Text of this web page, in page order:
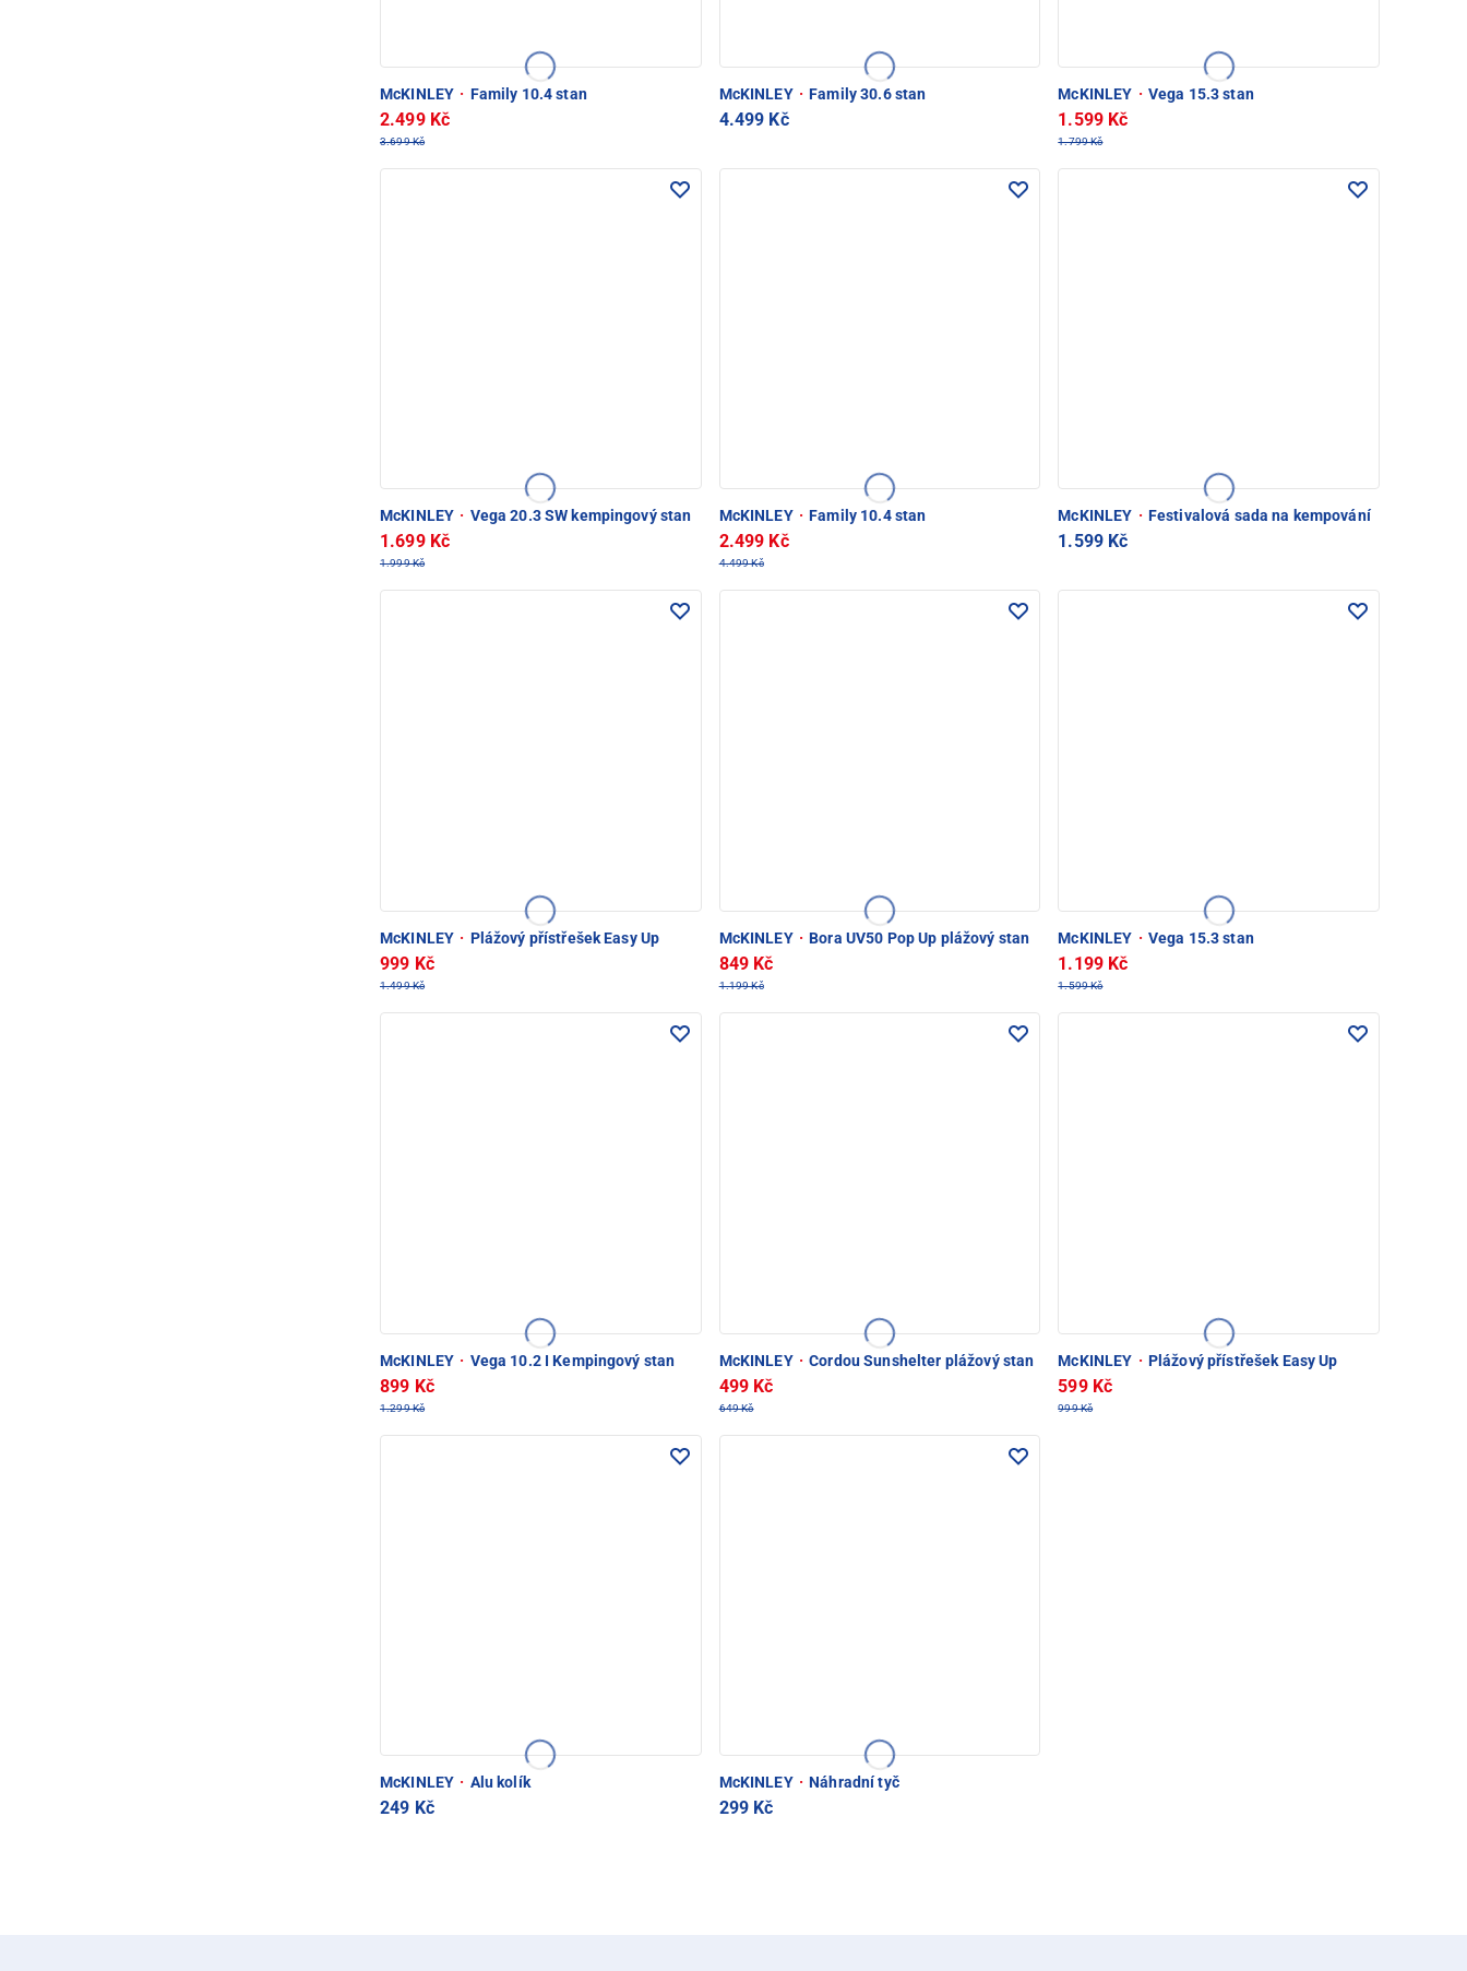
McKINLEY · Family 10.4 stan
2.499 Kč
3.699 Kč
McKINLEY · Family 30.6 stan
4.499 Kč
McKINLEY · Vega 15.3 stan
1.599 Kč
1.799 Kč
McKINLEY · Vega 20.3 SW kempingový stan
1.699 Kč
1.999 Kč
McKINLEY · Family 10.4 stan
2.499 Kč
4.499 Kč
McKINLEY · Festivalová sada na kempování
1.599 Kč
McKINLEY · Plážový přístřešek Easy Up
999 Kč
1.499 Kč
McKINLEY · Bora UV50 Pop Up plážový stan
849 Kč
1.199 Kč
McKINLEY · Vega 15.3 stan
1.199 Kč
1.599 Kč
McKINLEY · Vega 10.2 I Kempingový stan
899 Kč
1.299 Kč
McKINLEY · Cordou Sunshelter plážový stan
499 Kč
649 Kč
McKINLEY · Plážový přístřešek Easy Up
599 Kč
999 Kč
McKINLEY · Alu kolík
249 Kč
McKINLEY · Náhradní tyč
299 Kč